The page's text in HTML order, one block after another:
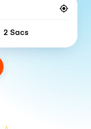
Number of bags
2 Sacs